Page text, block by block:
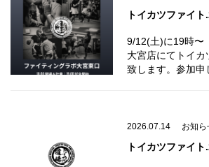
トイカツファイ
9/12(土)に19時
大宮店にてトイ
致します。参加申
2026.07.14 お知ら
トイカツファイ